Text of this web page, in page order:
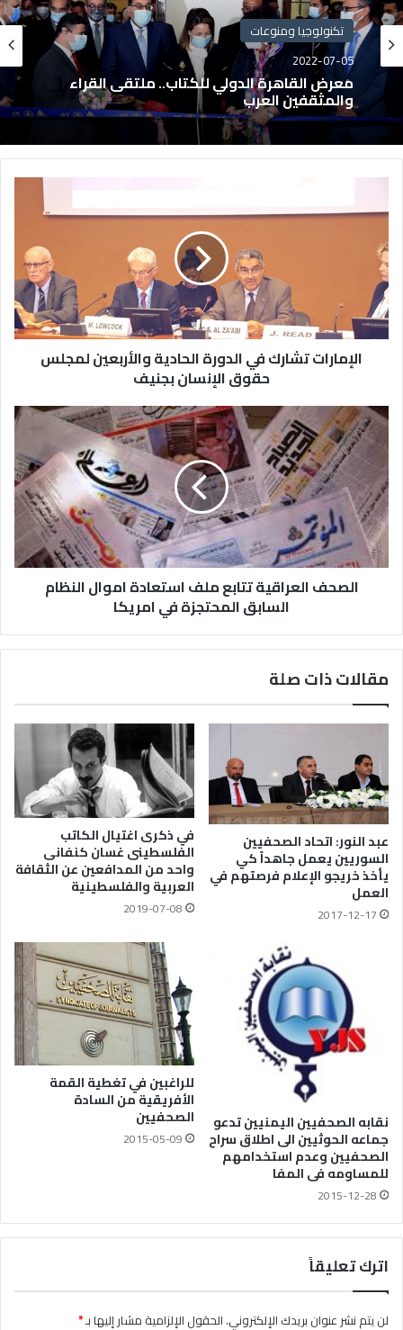
تكنولوجيا ومنوعات
2022-07-05
معرض القاهرة الدولي للكتاب.. ملتقى القراء
والمثقفين العرب
الإمارات تشارك في الدورة الحادية والأربعين لمجلس
حقوق الإنسان بجنيف
الصحف العراقية تتابع ملف استعادة اموال النظام
السابق المحتجزة في امريكا
مقالات ذات صلة
عبد النور: اتحاد الصحفيين
السوريين يعمل جاهداً كي
يأخذ خريجو الإعلام فرصتهم في
العمل
2017-12-17
في ذكرى اغتيال الكاتب
الفلسطينى غسان كنفانى
واحد من المدافعين عن الثقافة
العربية والفلسطينية
2019-07-08
نقابه الصحفيين اليمنيين تدعو
جماعه الحوثيين الى اطلاق سراح
الصحفيين وعدم استخدامهم
للمساومه فى المفا
2015-12-28
للراغبين في تغطية القمة
الأفريقية من السادة
الصحفيين
2015-05-09
اترك تعليقاً
لن يتم نشر عنوان بريدك الإلكتروني.الحقول الإلزامية مشار إليها بـ*